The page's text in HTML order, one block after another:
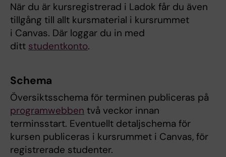
När du är kursregistrerad i Ladok får du även
tillgång till allt kursmaterial i kursrummet
i Canvas. Där loggar du in med
ditt studentkonto.
Schema
Översiktsschema för terminen publiceras på
programwebben två veckor innan
terminsstart. Eventuellt detaljschema för
kursen publiceras i kursrummet i Canvas, för
registrerade studenter.